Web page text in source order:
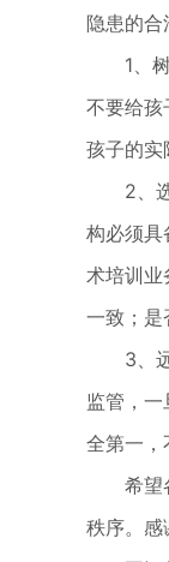
隐患的合
1、
不要给孩
孩子的实
2、
构必须具
术培训业
一致；是
3、
监管，
全第一，
希望
秩序。感